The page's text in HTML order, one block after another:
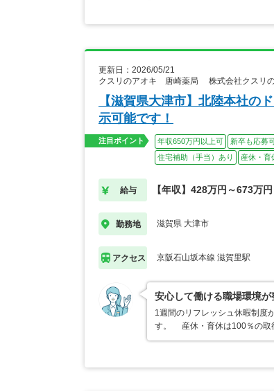
更新日：2026/05/21
クスリのアオキ 唐崎薬局 株式会社クスリの
【滋賀県大津市】北陸本社の
示可能です！
注目ポイント 年収650万円以上可 新卒も応募
住宅補助（手当）あり
産休・育
給与 【年収】428万円～673万円
勤務地 滋賀県 大津市
アクセス 京阪石山坂本線 滋賀里駅
安心して働ける職場環境が
1週間のリフレッシュ休暇制度
す。 産休・育休は100％の取